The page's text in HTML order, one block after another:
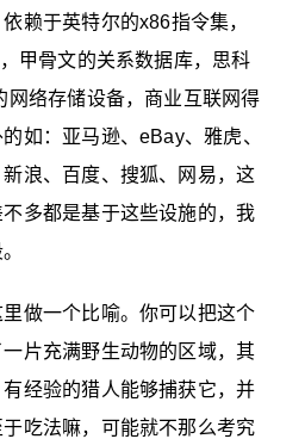
赖于英特尔的x86指令集，
甲骨文的关系数据库，思科
网络存储设备，商业互联网得
如：亚马逊、eBay、雅虎、
浪、百度、搜狐、网易，这
多都是基于这些设施的，我
做一个比喻。你可以把这个
片充满野生动物的区域，其
经验的猎人能够捕获它，并
吃法嘛，可能就不那么考究